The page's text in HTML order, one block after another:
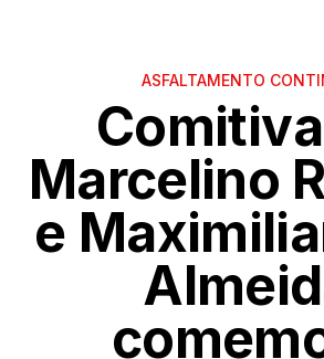
ASFALTAMENTO
Marcelino
e